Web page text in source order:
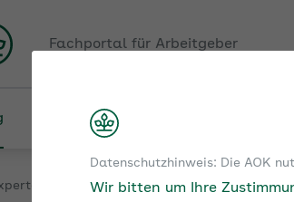
Datenschutzhinweis: Die AOK
Wir bitten um Ihre
Fachportal für Arbeitgeber
Betriebliche Gesundheit